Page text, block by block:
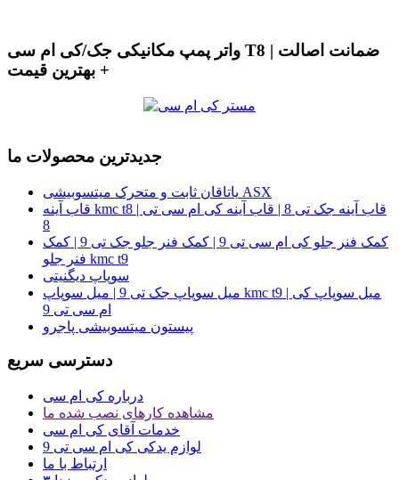
واتر پمپ مکانیکی جک/کی ام سی T8 | ضمانت اصالت
+ بهترین قیمت
جدیدترین محصولات ما
یاتاقان ثابت و متحرک میتسوبیشی ASX
قاب آینه kmc t8 | قاب آینه جک تی 8 | قاب آینه کی ام سی تی
8
کمک فنر جلو کی ام سی تی 9 | کمک فنر جلو جک تی 9 | کمک
فنر جلو kmc t9
سوپاپ دیگنیتی
میل سوپاپ جک تی 9 | میل سوپاپ kmc t9 | میل سوپاپ کی
ام سی تی 9
پیستون میتسوبیشی پاجرو
دسترسی سریع
درباره کی ام سی
مشاهده کارهای نصب شده ما
خدمات آقای کی ام سی
لوازم یدکی کی ام سی تی 9
ارتباط با ما